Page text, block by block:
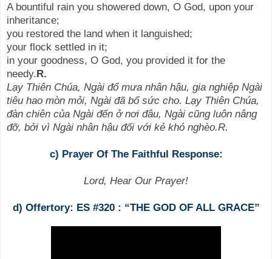
A bountiful rain you showered down, O God, upon your
inheritance;
you restored the land when it languished;
your flock settled in it;
in your goodness, O God, you provided it for the
needy.R.
Lạy Thiên Chúa, Ngài đổ mưa nhân hậu, gia nghiệp Ngài
tiêu hao mòn mỏi, Ngài đã bổ sức cho. Lạy Thiên Chúa,
đàn chiên của Ngài đến ở nơi đâu, Ngài cũng luôn nâng
đỡ, bởi vì Ngài nhân hậu đối với kẻ khó nghèo.R.
c) Prayer Of The Faithful Response:
Lord, Hear Our Prayer!
d) Offertory: ES #320 : “THE GOD OF ALL GRACE”